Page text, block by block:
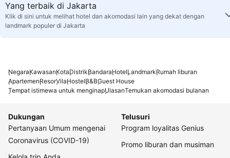
Yang terbaik di Jakarta
Klik di sini untuk melihat hotel dan akomodasi lain yang dekat dengan
landmark populer di Jakarta
NegaraKawasanKotaDistrikBandaraHotelLandmarkRumah liburan
ApartemenResorVilaHostelB&BGuest House
Tempat istimewa untuk menginapUlasanTemukan akomodasi bulanan
Dukungan
Pertanyaan Umum mengenai
Coronavirus (COVID-19)
Telusuri
Program loyalitas Genius
Promo liburan dan musiman